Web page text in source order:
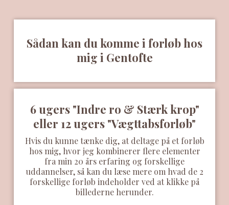
Sådan kan du komme i forløb hos
mig i Gentofte
6 ugers "Indre ro & Stærk krop"
eller 12 ugers "Vægttabsforløb"
Hvis du kunne tænke dig, at deltage på et forløb
hos mig, hvor jeg kombinerer flere elementer
fra min 20 års erfaring og forskellige
uddannelser, så kan du læse mere om hvad de 2
forskellige forløb indeholder ved at ​klikke på
billederne herunder.​​